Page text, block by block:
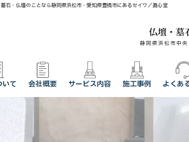
石・仏壇のことなら静岡県浜松市・愛知県豊橋市にあるセイワ／眞心堂
静岡県浜松市中
いて 会社概要 サービス内容 施工事例 よくあ